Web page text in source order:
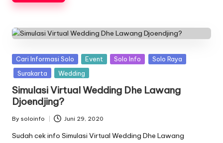
Posted
in
Cari Informasi Solo Event Solo Info
Solo Raya
Surakarta
Wedding
Simulasi Virtual Wedding Dhe Lawang
Djoendjing?
Posted
by
By soloinfo Juni 29, 2020
Sudah cek info Simulasi Virtual Wedding Dhe Lawang